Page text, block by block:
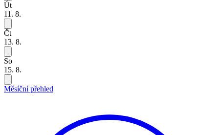
Út
11. 8.
Čt
13. 8.
So
15. 8.
Měsíční přehled